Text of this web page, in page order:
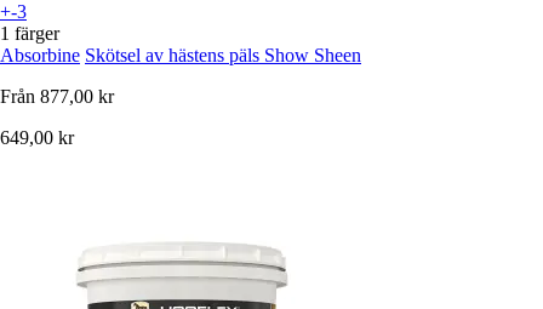
+-3
1 färger
Absorbine Skötsel av hästens päls Show Sheen
Från 877,00 kr
649,00 kr